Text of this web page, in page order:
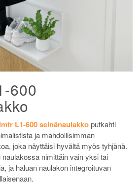
600
L1-600 seinänaulakkoputkahti
ja mahdollisimman
joka näyttäisi hyvältä myös tyhjänä.
nimittäin vain yksi tai
ja haluan naulakon integroituvan